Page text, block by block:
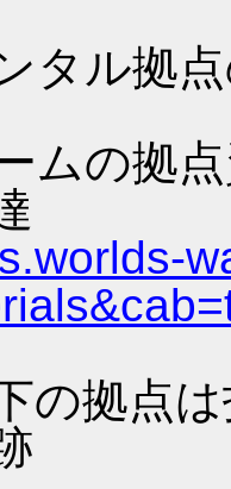
タル拠
ムの拠
の拠点